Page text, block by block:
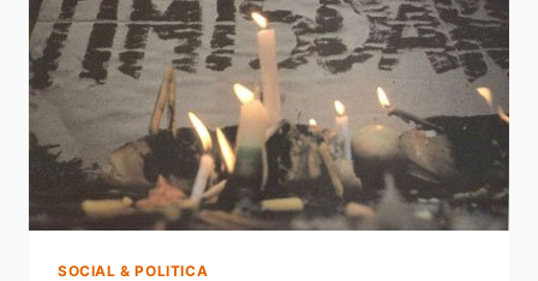
DE
ANI.
SOCIAL & POLITICA